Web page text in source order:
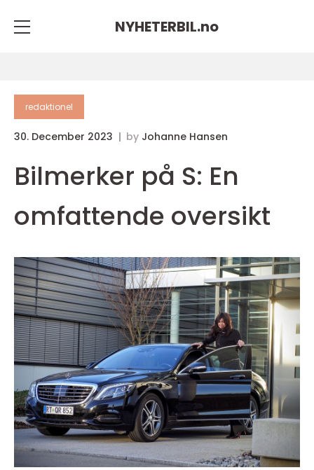
NYHETERBIL.no
redaktionel
30. December 2023 by Johanne Hansen
Bilmerker på S: En
omfattende oversikt